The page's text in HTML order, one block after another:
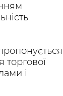
торгової
і